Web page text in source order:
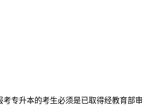
专升本的考生必须是已取得经教育部